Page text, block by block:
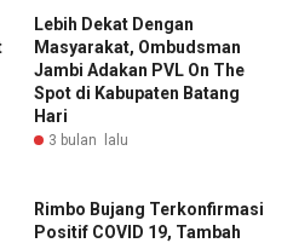
Lebih Dekat Dengan
Masyarakat, Ombudsman
Jambi Adakan PVL On The
Spot di Kabupaten Batang
Hari
3 bulan lalu
Rimbo Bujang Terkonfirmasi
Positif COVID 19, Tambah